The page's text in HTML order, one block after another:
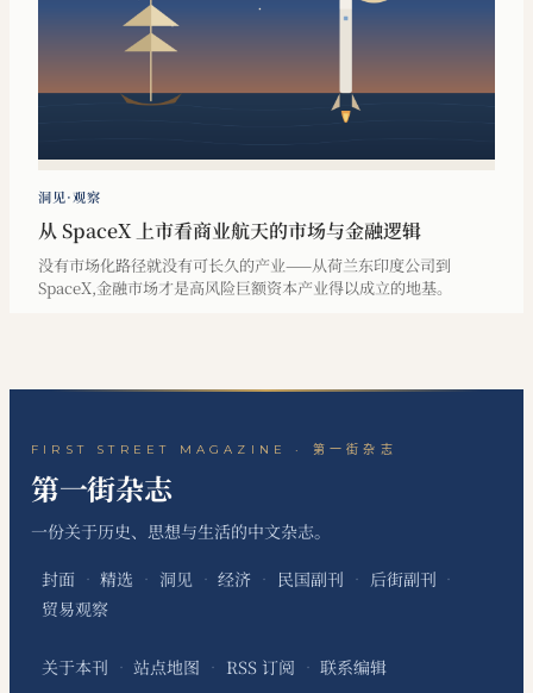
洞见·观察
从 SpaceX 上市看商业航天的市场与金融逻辑
没有市场化路径就没有可长久的产业——从荷兰东印度公司到
SpaceX,金融市场才是高风险巨额资本产业得以成立的地基。
FIRST STREET MAGAZINE · 第一街杂志
第一街杂志
一份关于历史、思想与生活的中文杂志。
封面 · 精选 · 洞见 · 经济 · 民国副刊 · 后街副刊 ·
贸易观察
关于本刊 · 站点地图 · RSS 订阅 · 联系编辑